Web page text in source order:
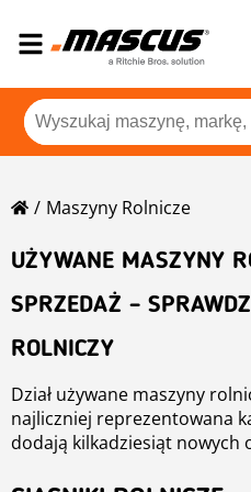
Maszyny Rolnicze
UŻYWANE MASZYNY
SPRZEDAŻ –
ROLNICZY
Dział używane maszyny
najliczniej reprezentowana
dodają kilkadziesiąt nowych ogłoszeń używanych
maszyn rolniczych w jednej